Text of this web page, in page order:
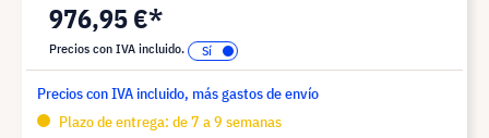
976,95 €*
Precios con IVA incluido.
Precios con IVA incluido, más gastos de envío
Plazo de entrega: de 7 a 9 semanas